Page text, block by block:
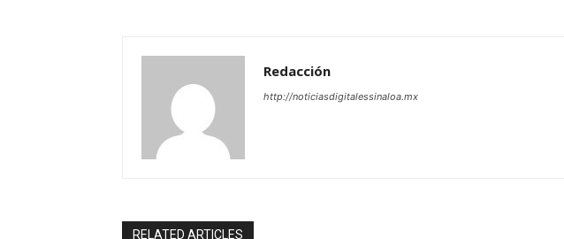
Redacción
http://noticiasdigitalessinaloa.mx
RELATED ARTICLES